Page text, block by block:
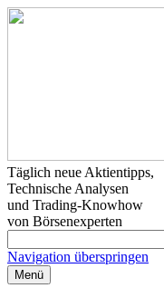
Täglich neue Aktientipps,
Technische Analysen
und Trading-Knowhow
von Börsenexperten
Navigation überspringen
Menü